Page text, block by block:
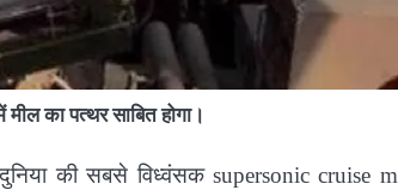
का पत्थर साबित होगा।
की सबसे विध्वंसक supersonic cruise